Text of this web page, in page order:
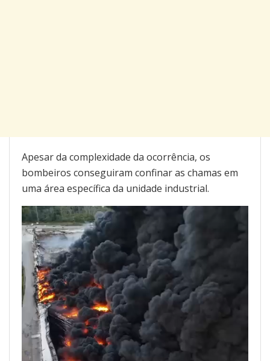
Apesar da complexidade da ocorrência, os
bombeiros conseguiram confinar as chamas em
uma área específica da unidade industrial.
Tocador
de
vídeo